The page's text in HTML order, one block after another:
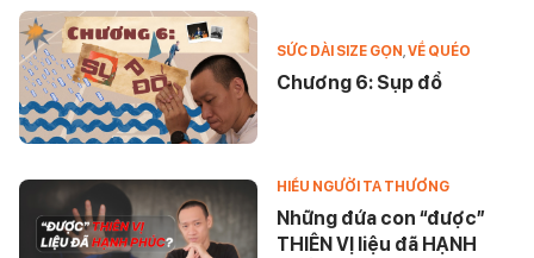
SỨC DÀI SIZE GỌN VỀ QUÉO
Chương 6: Sụp đổ
HIỂU NGƯỜI TA THƯƠNG
Những đứa con “được”
THIÊN VỊ liệu đã HẠNH